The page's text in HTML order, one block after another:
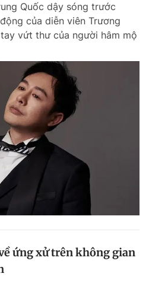
Quốc dậy sóng trước
của diễn viên Trương
vứt thư của người hâm mộ
ứng xử trên không gian